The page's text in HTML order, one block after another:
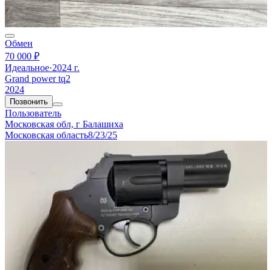
Обмен
70 000 ₽
Идеальное·2024 г.
Grand power tq2
2024
Позвонить
Пользователь
Московская обл, г Балашиха
Московская область8/23/25